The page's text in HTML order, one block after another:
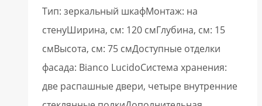
Тип: зеркальный шкафМонтаж: на
стенуШирина, см: 120 смГлубина, см: 15
смВысота, см: 75 смДоступные отделки
фасада: Bianco LucidoСистема хранения:
две распашные двери, четыре внутренние